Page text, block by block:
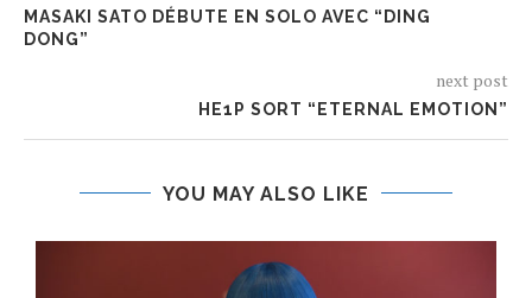
MASAKI SATO DÉBUTE EN SOLO AVEC “DING
DONG”
next post
HE1P SORT “ETERNAL EMOTION”
YOU MAY ALSO LIKE